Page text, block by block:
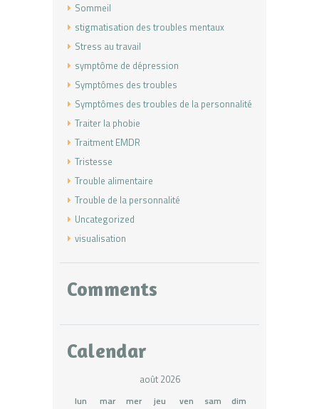
Sommeil
stigmatisation des troubles mentaux
Stress au travail
symptôme de dépression
Symptômes des troubles
Symptômes des troubles de la personnalité
Traiter la phobie
Traitment EMDR
Tristesse
Trouble alimentaire
Trouble de la personnalité
Uncategorized
visualisation
Comments
Calendar
août 2026
lun mar mer jeu ven sam
dim